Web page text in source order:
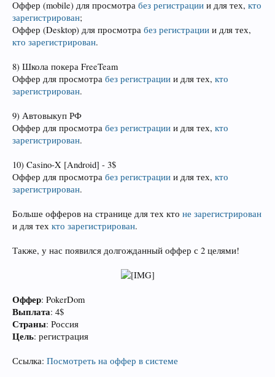
Оффер (mobile) для просмотра без регистрации и для тех, кто
зарегистрирован;
Оффер (Desktop) для просмотра без регистрации и для тех,
кто зарегистрирован.
8) Школа покера FreeTeam
Оффер для просмотра без регистрации и для тех, кто
зарегистрирован.
9) Автовыкуп РФ
Оффер для просмотра без регистрации и для тех, кто
зарегистрирован.
10) Casino-X [Android] - 3$
Оффер для просмотра без регистрации и для тех, кто
зарегистрирован.
Больше офферов на странице для тех кто не зарегистрирован
и для тех кто зарегистрирован.
Также, у нас появился долгожданный оффер с 2 целями!
Оффер: PokerDom
Выплата: 4$
Страны: Россия
Цель: регистрация
Ссылка: Посмотреть на оффер в системе